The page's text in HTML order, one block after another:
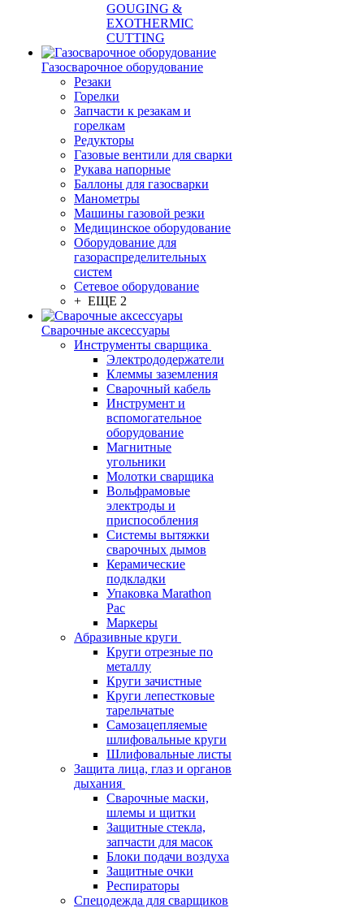
GOUGING &
EXOTHERMIC
CUTTING
Газосварочное оборудование
Резаки
Горелки
Запчасти к резакам и
горелкам
Редукторы
Газовые вентили для сварки
Рукава напорные
Баллоны для газосварки
Манометры
Машины газовой резки
Медицинское оборудование
Оборудование для
газораспределительных
систем
Сетевое оборудование
+ ЕЩЕ 2
Сварочные аксессуары
Инструменты сварщика
Электрододержатели
Клеммы заземления
Сварочный кабель
Инструмент и
вспомогательное
оборудование
Магнитные
угольники
Молотки сварщика
Вольфрамовые
электроды и
приспособления
Системы вытяжки
сварочных дымов
Керамические
подкладки
Упаковка Marathon
Pac
Маркеры
Абразивные круги
Круги отрезные по
металлу
Круги зачистные
Круги лепестковые
тарельчатые
Самозацепляемые
шлифовальные круги
Шлифовальные листы
Защита лица, глаз и органов
дыхания
Сварочные маски,
шлемы и щитки
Защитные стекла,
запчасти для масок
Блоки подачи воздуха
Защитные очки
Респираторы
Спецодежда для сварщиков